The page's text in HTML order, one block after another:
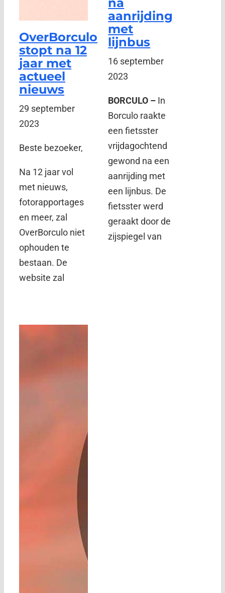
OverBorculo
stopt na 12
jaar met
actueel
nieuws
29 september
2023
Beste bezoeker,
Na 12 jaar vol
met nieuws,
fotorapportages
en meer, zal
OverBorculo niet
ophouden te
bestaan. De
website zal
aanrijding
met
lijnbus
16 september
2023
BORCULO – In
Borculo raakte
een fietsster
vrijdagochtend
gewond na een
aanrijding met
een lijnbus. De
fietsster werd
geraakt door de
zijspiegel van